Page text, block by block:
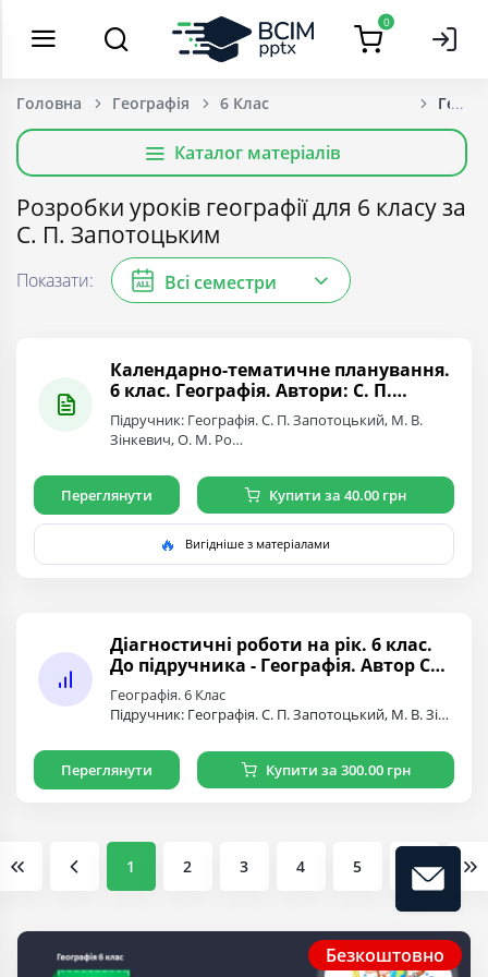
0
Головна Географія 6 Клас
Каталог матеріалів
Розробки уроків географії для 6 класу за
С. П. Запотоцьким
Показати: ALL Всі семестри
Календарно-тематичне планування.
6 клас. Географія. Автори: С. П.
Запотоцький, М. В. Зінкевич, О. М.
Романишин, Н. М. Титар, О. В.
Горовий, І. М. Миколів
Підручник: Географія. С. П. Запотоцький, М. В.
Зінкевич, О. М. Ро…
Переглянути Купити за 40.00 грн
🔥 Вигідніше з матеріалами
Діагностичні роботи на рік. 6 клас.
До підручника - Географія. Автор С.
Запотоцький
Географія. 6 Клас
Підручник: Географія. С. П. Запотоцький, М. В. Зінкевич, О. М. Ро…
Переглянути Купити за 300.00 грн
1 2 3 4 5
Безкоштовно